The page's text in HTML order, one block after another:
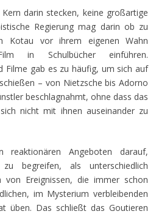
darin stecken, keine großartige
Regierung mag darin ob zu
Kotau vor ihrem eigenen Wahn
in Schulbücher einführen.
Filme gab es zu häufig, um sich auf
– von Nietzsche bis Adorno
beschlagnahmt, ohne dass das
nicht mit ihnen auseinander zu
reaktionären Angeboten darauf,
begreifen, als unterschiedlich
von Ereignissen, die immer schon
im Mysterium verbleibenden
üben. Das schließt das Goutieren